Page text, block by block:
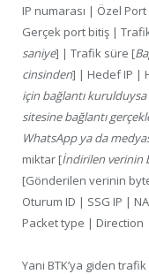
IP numarası | Özel
Gerçek port bitiş |
saniye] | Trafik süre [
cinsinden] | Hedef IP |
için bağlantı
sitesine bağlantı
WhatsApp ya da
miktar [İndirilen verinin
[Gönderilen verinin
Oturum ID | SSG IP |
Packet type | Direction
Yani BTK’ya giden trafik